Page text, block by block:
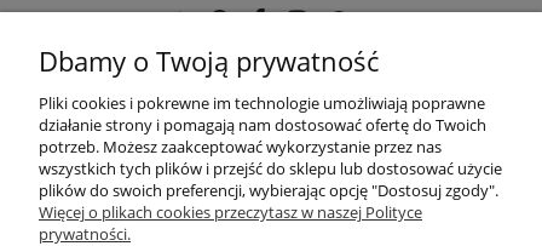
POMOC
MOJE KONTO
Dbamy o Twoją prywatność
Pliki cookies i pokrewne im technologie umożliwiają poprawne
działanie strony i pomagają nam dostosować ofertę do Twoich
potrzeb. Możesz zaakceptować wykorzystanie przez nas
wszystkich tych plików i przejść do sklepu lub dostosować użycie
plików do swoich preferencji, wybierając opcję "Dostosuj zgody".
Więcej o plikach cookies przeczytasz w naszej Polityce
prywatności.